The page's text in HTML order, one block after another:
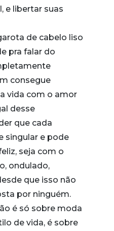
e libertar suas
de cabelo liso
pra falar do
consegue
vida com o amor
desse
que cada
singular e pode
seja com o
ondulado,
que isso não
por ninguém.
é só sobre moda
de vida, é sobre